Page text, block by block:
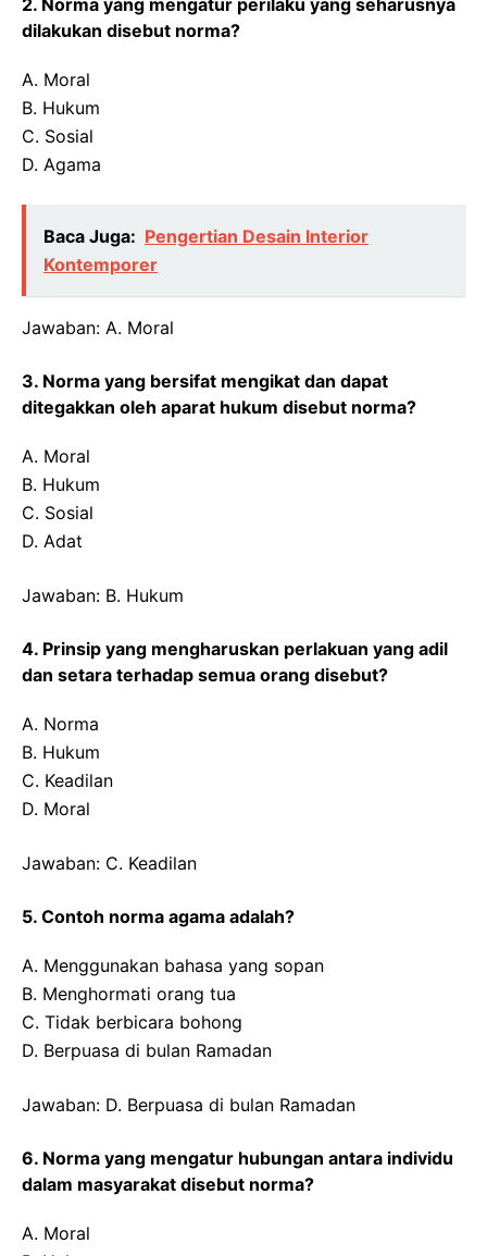
dilakukan disebut norma?
A. Moral
B. Hukum
C. Sosial
D. Agama
Baca Juga: Pengertian Desain Interior
Kontemporer
Jawaban: A. Moral
3. Norma yang bersifat mengikat dan dapat
ditegakkan oleh aparat hukum disebut norma?
A. Moral
B. Hukum
C. Sosial
D. Adat
Jawaban: B. Hukum
4. Prinsip yang mengharuskan perlakuan yang adil
dan setara terhadap semua orang disebut?
A. Norma
B. Hukum
C. Keadilan
D. Moral
Jawaban: C. Keadilan
5. Contoh norma agama adalah?
A. Menggunakan bahasa yang sopan
B. Menghormati orang tua
C. Tidak berbicara bohong
D. Berpuasa di bulan Ramadan
Jawaban: D. Berpuasa di bulan Ramadan
6. Norma yang mengatur hubungan antara individu
dalam masyarakat disebut norma?
A. Moral